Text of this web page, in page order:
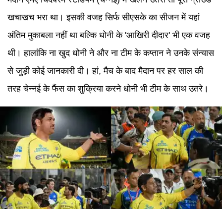
खचाखच भरा था। इसकी वजह सिर्फ सीएसके का सीजन में यहां
अंतिम मुकाबला नहीं था बल्कि धोनी के 'आखिरी दीदार' भी एक वजह
थी। हालांकि ना खुद धोनी ने और ना टीम के कप्तान ने उनके संन्यास
से जुड़ी कोई जानकारी दी। हां, मैच के बाद मैदान पर हर साल की
तरह चेन्नई के फैंस का शुक्रिया करने धोनी भी टीम के साथ उतरे।